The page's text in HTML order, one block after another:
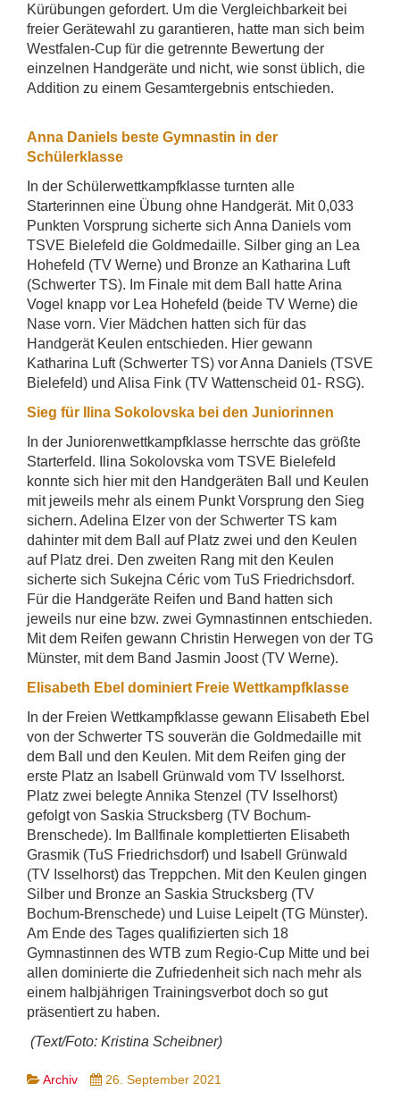
Kürübungen gefordert. Um die Vergleichbarkeit bei
freier Gerätewahl zu garantieren, hatte man sich beim
Westfalen-Cup für die getrennte Bewertung der
einzelnen Handgeräte und nicht, wie sonst üblich, die
Addition zu einem Gesamtergebnis entschieden.
Anna Daniels beste Gymnastin in der
Schülerklasse
In der Schülerwettkampfklasse turnten alle
Starterinnen eine Übung ohne Handgerät. Mit 0,033
Punkten Vorsprung sicherte sich Anna Daniels vom
TSVE Bielefeld die Goldmedaille. Silber ging an Lea
Hohefeld (TV Werne) und Bronze an Katharina Luft
(Schwerter TS). Im Finale mit dem Ball hatte Arina
Vogel knapp vor Lea Hohefeld (beide TV Werne) die
Nase vorn. Vier Mädchen hatten sich für das
Handgerät Keulen entschieden. Hier gewann
Katharina Luft (Schwerter TS) vor Anna Daniels (TSVE
Bielefeld) und Alisa Fink (TV Wattenscheid 01- RSG).
Sieg für Ilina Sokolovska bei den Juniorinnen
In der Juniorenwettkampfklasse herrschte das größte
Starterfeld. Ilina Sokolovska vom TSVE Bielefeld
konnte sich hier mit den Handgeräten Ball und Keulen
mit jeweils mehr als einem Punkt Vorsprung den Sieg
sichern. Adelina Elzer von der Schwerter TS kam
dahinter mit dem Ball auf Platz zwei und den Keulen
auf Platz drei. Den zweiten Rang mit den Keulen
sicherte sich Sukejna Céric vom TuS Friedrichsdorf.
Für die Handgeräte Reifen und Band hatten sich
jeweils nur eine bzw. zwei Gymnastinnen entschieden.
Mit dem Reifen gewann Christin Herwegen von der TG
Münster, mit dem Band Jasmin Joost (TV Werne).
Elisabeth Ebel dominiert Freie Wettkampfklasse
In der Freien Wettkampfklasse gewann Elisabeth Ebel
von der Schwerter TS souverän die Goldmedaille mit
dem Ball und den Keulen. Mit dem Reifen ging der
erste Platz an Isabell Grünwald vom TV Isselhorst.
Platz zwei belegte Annika Stenzel (TV Isselhorst)
gefolgt von Saskia Strucksberg (TV Bochum-
Brenschede). Im Ballfinale komplettierten Elisabeth
Grasmik (TuS Friedrichsdorf) und Isabell Grünwald
(TV Isselhorst) das Treppchen. Mit den Keulen gingen
Silber und Bronze an Saskia Strucksberg (TV
Bochum-Brenschede) und Luise Leipelt (TG Münster).
Am Ende des Tages qualifizierten sich 18
Gymnastinnen des WTB zum Regio-Cup Mitte und bei
allen dominierte die Zufriedenheit sich nach mehr als
einem halbjährigen Trainingsverbot doch so gut
präsentiert zu haben.
(Text/Foto: Kristina Scheibner)
Archiv 26. September 2021